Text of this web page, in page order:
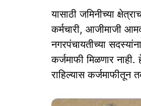
यासाठी जमिनीच्या
कर्मचारी, आजीमाजी
नगरपंचायतीच्या
कर्जमाफी मिळणार
राहिल्यास